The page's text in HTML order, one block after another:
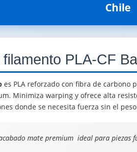
Chile
PLA-CF
es PLA reforzado con fibra de
Minimiza warping y ofrece alta
donde se necesita fuerza sin el
mate premium  ideal para